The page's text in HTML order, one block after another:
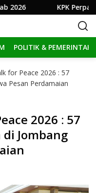
KPK Perpanjang
POLITIK & PEMERINTAH
for Peace 2026 : 57
Pesan Perdamaian
2026 : 57
di Jombang